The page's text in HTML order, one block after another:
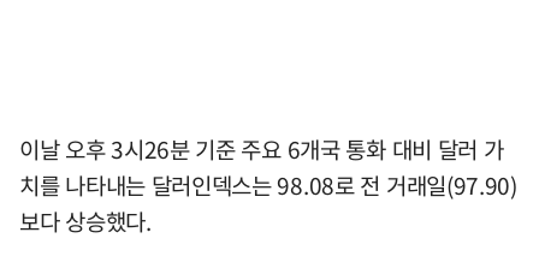
이날 오후 3시26분 기준 주요 6개국 통화 대비 달러 가
치를 나타내는 달러인덱스는 98.08로 전 거래일(97.90)
보다 상승했다.